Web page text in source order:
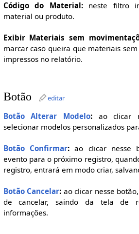
Código do Material:neste filtro
material ou produto.
Exibir Materiais sem
marcar caso queira que materiais
impressos no relatório.
Botão editar
Botão Alterar Modelo: ao clicar
selecionar modelos personalizados
Botão Confirmar: ao clicar nesse
evento para o próximo registro,
registro, entrará em modo criar,
Botão Cancelar: ao clicar nesse
de cancelar, saindo da tela de
informações.